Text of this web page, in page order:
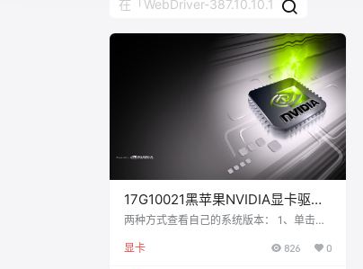
17G10021黑苹果NVIDIA显卡驱动
WebDriver-
两种方式查看自己的系统版本： 1、单击左
本）文字上左键点击一下即可显示； 2、单
显卡 826 0